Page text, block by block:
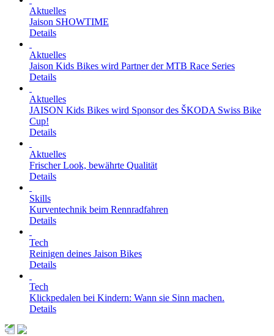
Aktuelles
Jaison SHOWTIME
Details
Aktuelles
Jaison Kids Bikes wird Partner der MTB Race Series
Details
Aktuelles
JAISON Kids Bikes wird Sponsor des ŠKODA Swiss Bike
Cup!
Details
Aktuelles
Frischer Look, bewährte Qualität
Details
Skills
Kurventechnik beim Rennradfahren
Details
Tech
Reinigen deines Jaison Bikes
Details
Tech
Klickpedalen bei Kindern: Wann sie Sinn machen.
Details